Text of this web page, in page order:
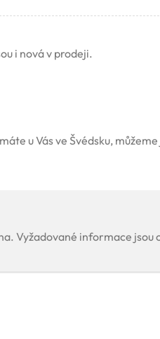
i nová v prodeji.
u Vás ve Švédsku,
Vyžadované informace jsou